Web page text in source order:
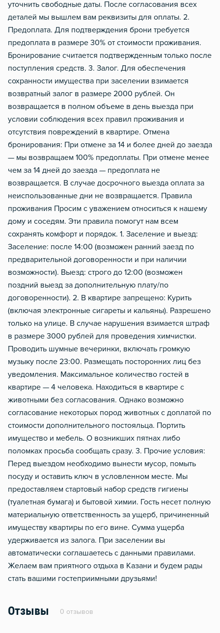
уточнить свободные даты. После согласования всех
деталей мы вышлем вам реквизиты для оплаты. 2.
Предоплата. Для подтверждения брони требуется
предоплата в размере 30% от стоимости проживания.
Бронирование считается подтвержденным только после
поступления средств. 3. Залог. Для обеспечения
сохранности имущества при заселении взимается
возвратный залог в размере 2000 рублей. Он
возвращается в полном объеме в день выезда при
условии соблюдения всех правил проживания и
отсутствия повреждений в квартире. Отмена
бронирования: При отмене за 14 и более дней до заезда
— мы возвращаем 100% предоплаты. При отмене менее
чем за 14 дней до заезда — предоплата не
возвращается. В случае досрочного выезда оплата за
неиспользованные дни не возвращается. Правила
проживания Просим с уважением относиться к нашему
дому и соседям. Эти правила помогут нам всем
сохранять комфорт и порядок. 1. Заселение и выезд:
Заселение: после 14:00 (возможен ранний заезд по
предварительной договоренности и при наличии
возможности). Выезд: строго до 12:00 (возможен
поздний выезд за дополнительную плату/по
договоренности). 2. В квартире запрещено: Курить
(включая электронные сигареты и кальяны). Разрешено
только на улице. В случае нарушения взимается штраф
в размере 3000 рублей для проведения химчистки.
Проводить шумные вечеринки, включать громкую
музыку после 23:00. Размещать посторонних лиц без
уведомления. Максимальное количество гостей в
квартире — 4 человека. Находиться в квартире с
животными без согласования. Однако возможно
согласование некоторых пород животных с доплатой по
стоимости дополнительного постояльца. Портить
имущество и мебель. О возникших пятнах либо
поломках просьба сообщать сразу. 3. Прочие условия:
Перед выездом необходимо вынести мусор, помыть
посуду и оставить ключ в условленном месте. Мы
предоставляем стартовый набор средств гигиены
(туалетная бумага) и бытовой химии. Гость несет полную
материальную ответственность за ущерб, причиненный
имуществу квартиры по его вине. Сумма ущерба
удерживается из залога. При заселении вы
автоматически соглашаетесь с данными правилами.
Желаем вам приятного отдыха в Казани и будем рады
стать вашими гостеприимными друзьями!
Отзывы 0 отзывов